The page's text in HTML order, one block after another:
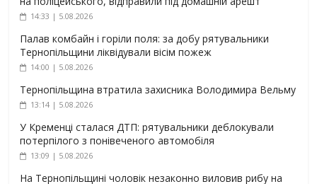
14:33 | 5.08.2026
Палав комбайн і горіли поля: за добу рятувальники
Тернопільщини ліквідували вісім пожеж
14:00 | 5.08.2026
Тернопільщина втратила захисника Володимира Вельму
13:14 | 5.08.2026
У Кременці сталася ДТП: рятувальники деблокували
потерпілого з понівеченого автомобіля
13:09 | 5.08.2026
На Тернопільщині чоловік незаконно виловив рибу на